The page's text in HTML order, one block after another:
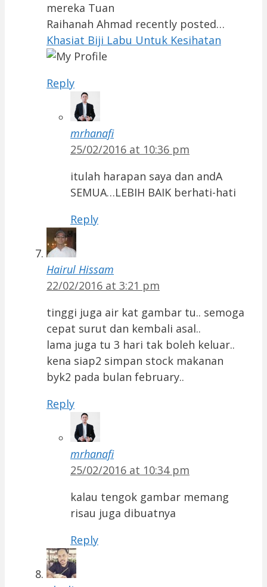
mereka Tuan
Raihanah Ahmad recently posted…
Khasiat Biji Labu Untuk Kesihatan
Reply
mrhanafi
25/02/2016 at 10:36 pm
itulah harapan saya dan andA
SEMUA…LEBIH BAIK berhati-hati
Reply
Hairul Hissam
22/02/2016 at 3:21 pm
tinggi juga air kat gambar tu.. semoga
cepat surut dan kembali asal..
lama juga tu 3 hari tak boleh keluar..
kena siap2 simpan stock makanan
byk2 pada bulan february..
Reply
mrhanafi
25/02/2016 at 10:34 pm
kalau tengok gambar memang
risau juga dibuatnya
Reply